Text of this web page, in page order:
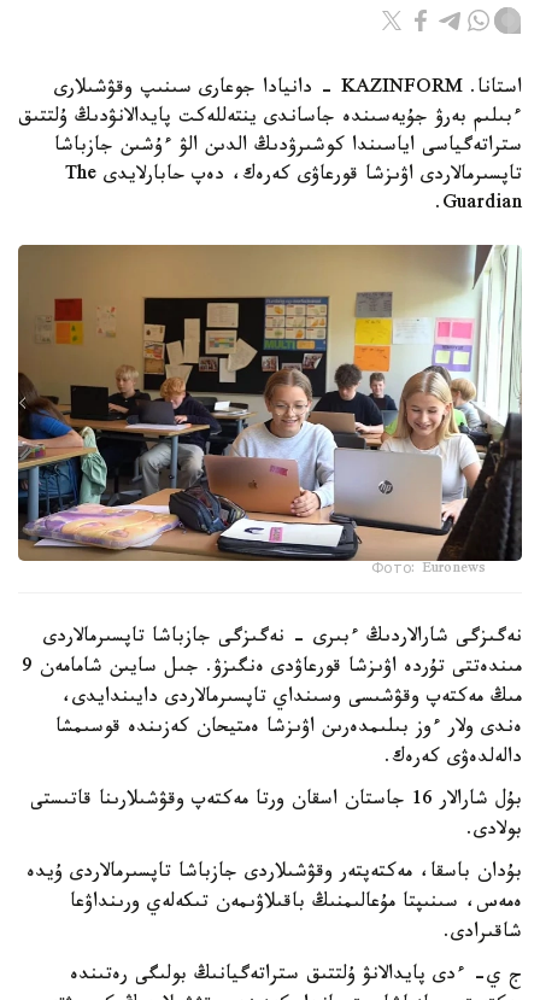
استانا. KAZINFORM - دانيادا جوعارى سىنىپ وقۋشىلارى
ءبىلىم بەرۋ جۇيەسىندە جاساندى ينتەللەكت پايدالانۋدىڭ ۇلتتىق
ستراتەگياسى اياسىندا كوشىرۋدىڭ الدىن الۋ ءۇشىن جازباشا
تاپسىرمالاردى اۋىزشا قورعاۋى كەرەك، دەپ حابارلايدى The
Guardian.
Фото: Euronews
نەگىزگى شارالاردىڭ ءبىرى - نەگىزگى جازباشا تاپسىرمالاردى
مىندەتتى تۇردە اۋىزشا قورعاۋدى ەنگىزۋ. جىل سايىن شامامەن 9
مىڭ مەكتەپ وقۋشىسى وسىنداي تاپسىرمالاردى دايىندايدى،
ەندى ولار ءوز بىلىمدەرىن اۋىزشا ەمتيحان كەزىندە قوسىمشا
دالەلدەۋى كەرەك.
بۇل شارالار 16 جاستان اسقان ورتا مەكتەپ وقۋشىلارىنا قاتىستى
بولادى.
بۇدان باسقا، مەكتەپتەر وقۋشىلاردى جازباشا تاپسىرمالاردى ۇيدە
ەمەس، سىنىپتا مۇعالىمنىڭ باقىلاۋىمەن تىكەلەي ورىنداۋعا
شاقىرادى.
ج ي- ءدى پايدالانۋ ۇلتتىق ستراتەگيانىڭ بولىگى رەتىندە